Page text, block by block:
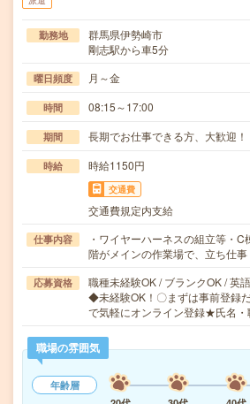
勤務地
群馬県伊勢崎市
剛志駅から車5分
曜日頻度 月～金
時間 08:15～17:00
期間 長期でお仕事できる方、大歓迎！
時給 時給1150円
交通費
交通費規定内支給
仕事内容
・ワイヤーハーネスの組立等・
階がメインの作業場で、立ち仕
応募資格
職種未経験OK / ブランクOK / 英
◆未経験OK！〇まずは事前登録
で気軽にオンライン登録★氏名
職場の雰囲気
年齢層